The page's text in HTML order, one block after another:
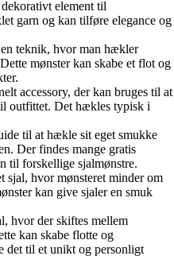
element til
garn og kan tilføre elegance og
teknik, hvor man hækler
mønster kan skabe et flot og
accessory, der kan bruges til at
outfittet. Det hækles typisk i
til at hækle sit eget smukke
Der findes mange gratis
til forskellige sjalmønstre.
sjal, hvor mønsteret minder om
kan give sjaler en smuk
hvor der skiftes mellem
kan skabe flotte og
det til et unikt og personligt